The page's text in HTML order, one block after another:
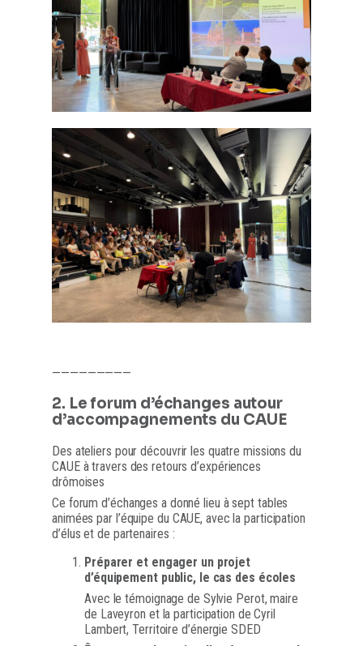
—————————
2. Le forum d’échanges autour
d’accompagnements du CAUE
Des ateliers pour découvrir les quatre missions du
CAUE à travers des retours d’expériences
drômoises
Ce forum d’échanges a donné lieu à sept tables
animées par l’équipe du CAUE, avec la participation
d’élus et de partenaires :
Préparer et engager un projet
d’équipement public, le cas des écoles
Avec le témoignage de Sylvie Perot, maire
de Laveyron et la participation de Cyril
Lambert, Territoire d’énergie SDED